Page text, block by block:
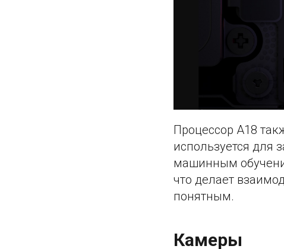
Процессор A18
используется для
машинным
что делает
понятным.
Камеры